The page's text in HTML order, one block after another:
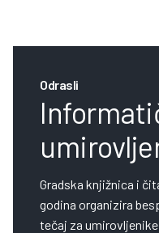
Odrasli
Gradska knjižnica i
godina organizira
tečaj za